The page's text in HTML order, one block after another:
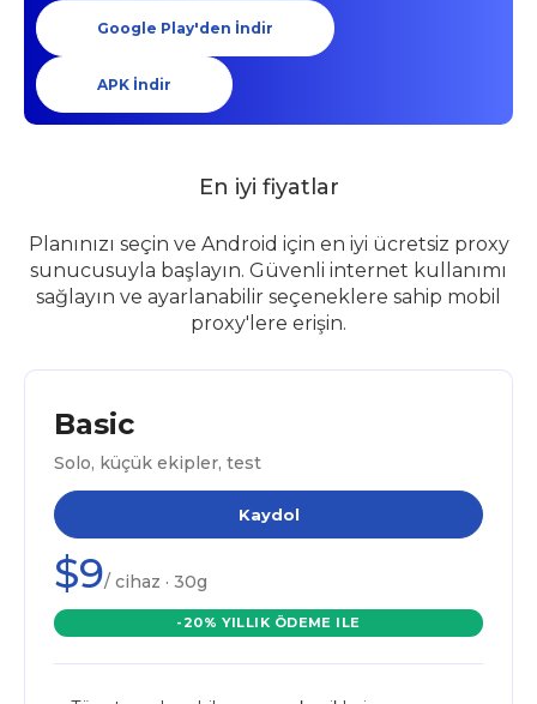
Google Play'den İndir
APK İndir
En iyi fiyatlar
Planınızı seçin ve Android için en iyi ücretsiz proxy
sunucusuyla başlayın. Güvenli internet kullanımı
sağlayın ve ayarlanabilir seçeneklere sahip mobil
proxy'lere erişin.
Basic
Solo, küçük ekipler, test
Kaydol
$9/ cihaz · 30g
-20% YILLIK ÖDEME ILE